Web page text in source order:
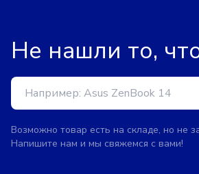
Не нашли то,
Возможно товар есть на складе, но не
Напишите нам и мы свяжемся с вами!